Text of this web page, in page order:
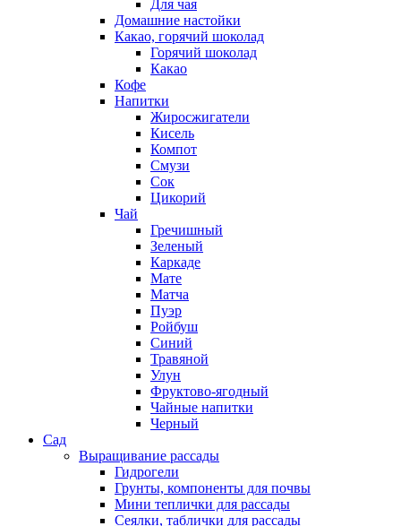
Для чая
Домашние настойки
Какао, горячий шоколад
Горячий шоколад
Какао
Кофе
Напитки
Жиросжигатели
Кисель
Компот
Смузи
Сок
Цикорий
Чай
Гречишный
Зеленый
Каркаде
Мате
Матча
Пуэр
Ройбуш
Синий
Травяной
Улун
Фруктово-ягодный
Чайные напитки
Черный
Сад
Выращивание рассады
Гидрогели
Грунты, компоненты для почвы
Мини теплички для рассады
Сеялки, таблички для рассады